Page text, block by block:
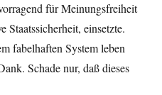
für Meinungsfreiheit
Staatssicherheit, einsetzte.
fabelhaften System leben
Schade nur, daß dieses